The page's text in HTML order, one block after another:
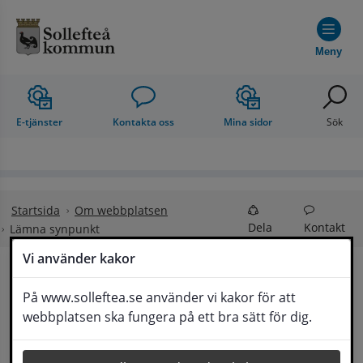
Vi använder kakor
På www.solleftea.se använder vi kakor för att
webbplatsen ska fungera på ett bra sätt för dig.
Meny
E-tjänster Kontakta oss Mina sidor Sök
Startsida
Om webbplatsen
Lämna synpunkt
Dela Kontakt
Lämna synpunkt
Här kan du lämna synpunkter, förslag och